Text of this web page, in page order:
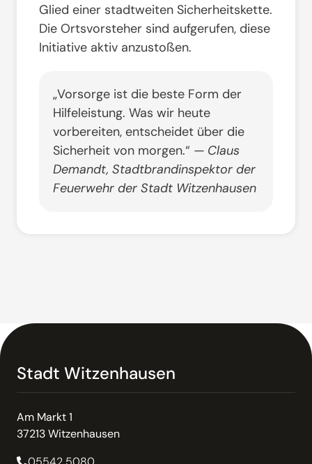
Glied einer stadtweiten Sicherheitskette.
Die Ortsvorsteher sind aufgerufen, diese
Initiative aktiv anzustoßen.
„Vorsorge ist die beste Form der
Hilfeleistung. Was wir heute
vorbereiten, entscheidet über die
Sicherheit von morgen.“ — Claus
Demandt, Stadtbrandinspektor der
Feuerwehr der Stadt Witzenhausen
Stadt Witzenhausen
Am Markt 1
37213 Witzenhausen